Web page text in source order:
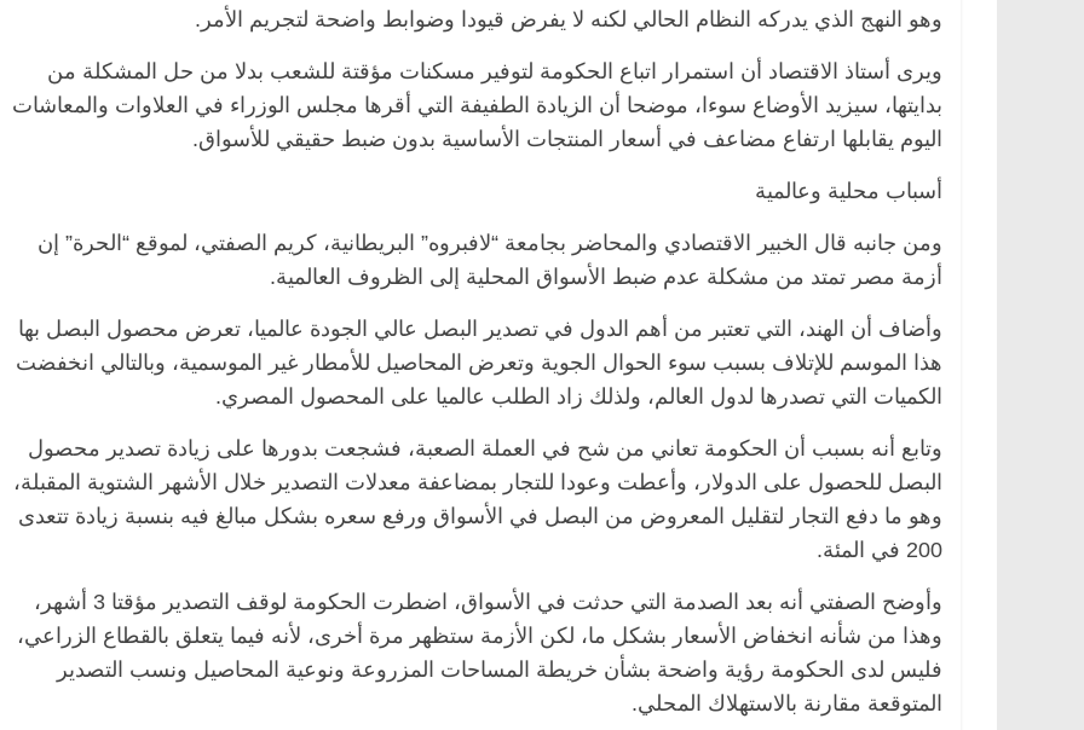
وهو النهج الذي يدركه النظام الحالي لكنه لا يفرض قيودا وضوابط واضحة لتجريم الأمر.
ويرى أستاذ الاقتصاد أن استمرار اتباع الحكومة لتوفير مسكنات مؤقتة للشعب بدلا من حل المشكلة من
بدايتها، سيزيد الأوضاع سوءا، موضحا أن الزيادة الطفيفة التي أقرها مجلس الوزراء في العلاوات والمعاشات
اليوم يقابلها ارتفاع مضاعف في أسعار المنتجات الأساسية بدون ضبط حقيقي للأسواق.
أسباب محلية وعالمية
ومن جانبه قال الخبير الاقتصادي والمحاضر بجامعة “لافبروه” البريطانية، كريم الصفتي، لموقع “الحرة” إن
أزمة مصر تمتد من مشكلة عدم ضبط الأسواق المحلية إلى الظروف العالمية.
وأضاف أن الهند، التي تعتبر من أهم الدول في تصدير البصل عالي الجودة عالميا، تعرض محصول البصل بها
هذا الموسم للإتلاف بسبب سوء الحوال الجوية وتعرض المحاصيل للأمطار غير الموسمية، وبالتالي انخفضت
الكميات التي تصدرها لدول العالم، ولذلك زاد الطلب عالميا على المحصول المصري.
وتابع أنه بسبب أن الحكومة تعاني من شح في العملة الصعبة، فشجعت بدورها على زيادة تصدير محصول
البصل للحصول على الدولار، وأعطت وعودا للتجار بمضاعفة معدلات التصدير خلال الأشهر الشتوية المقبلة،
وهو ما دفع التجار لتقليل المعروض من البصل في الأسواق ورفع سعره بشكل مبالغ فيه بنسبة زيادة تتعدى
200 في المئة.
وأوضح الصفتي أنه بعد الصدمة التي حدثت في الأسواق، اضطرت الحكومة لوقف التصدير مؤقتا 3 أشهر،
وهذا من شأنه انخفاض الأسعار بشكل ما، لكن الأزمة ستظهر مرة أخرى، لأنه فيما يتعلق بالقطاع الزراعي،
فليس لدى الحكومة رؤية واضحة بشأن خريطة المساحات المزروعة ونوعية المحاصيل ونسب التصدير
المتوقعة مقارنة بالاستهلاك المحلي.